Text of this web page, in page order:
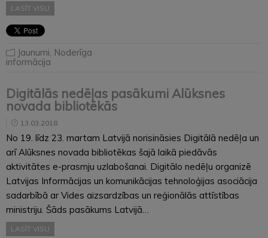
LASĪT VISU
Jaunumi Noderīga
informācija
Digitālās nedēļas pasākumi Alūksnes
novada bibliotēkās
13.03.2018
No 19. līdz 23. martam Latvijā norisināsies Digitālā nedēļa un
arī Alūksnes novada bibliotēkas šajā laikā piedāvās
aktivitātes e-prasmju uzlabošanai. Digitālo nedēļu organizē
Latvijas Informācijas un komunikācijas tehnoloģijas asociācija
sadarbībā ar Vides aizsardzības un reģionālās attīstības
ministriju. Šāds pasākums Latvijā…
LASĪT VISU